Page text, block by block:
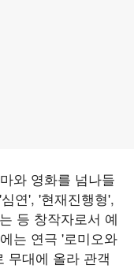
와 영화를 넘나들
연', '현재진행형',
등 창작자로서 예
는 연극 '로미오와
무대에 올라 관객